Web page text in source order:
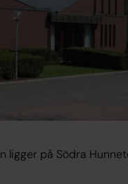
ligger på Södra